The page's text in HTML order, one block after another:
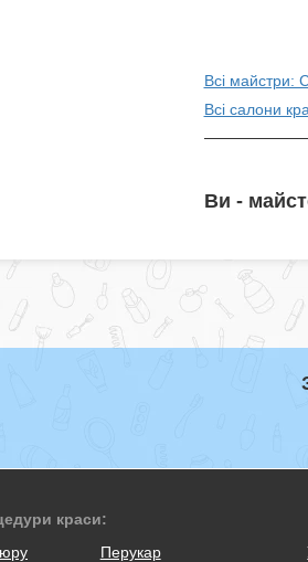
Всі майстри:
Всі салони
Ви -
краси:
Перукар